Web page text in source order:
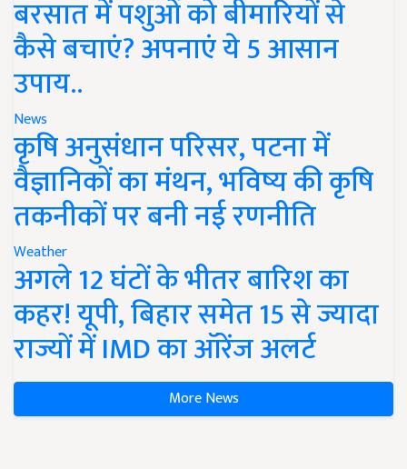
बरसात में पशुओं को बीमारियों से
कैसे बचाएं? अपनाएं ये 5 आसान
उपाय..
News
कृषि अनुसंधान परिसर, पटना में
वैज्ञानिकों का मंथन, भविष्य की कृषि
तकनीकों पर बनी नई रणनीति
Weather
अगले 12 घंटों के भीतर बारिश का
कहर! यूपी, बिहार समेत 15 से ज्यादा
राज्यों में IMD का ऑरेंज अलर्ट
More News